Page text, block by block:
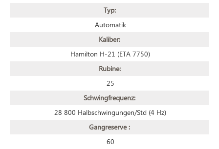
Typ:
Automatik
Kaliber:
Hamilton H-21 (ETA 7750)
Rubine:
25
Schwingfrequenz:
28 800 Halbschwingungen/Std (4 Hz)
Gangreserve :
60